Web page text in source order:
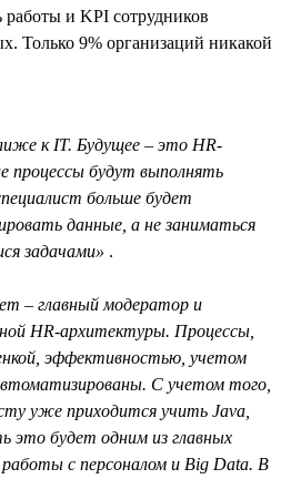
и KPI сотрудников
Только 9% организаций никакой
к IT. Будущее – это HR-
процессы будут выполнять
больше будет
данные, а не заниматься
задачами» .
– главный модератор и
HR-архитектуры. Процессы,
эффективностью, учетом
С учетом того,
уже приходится учить Java,
это будет одним из главных
с персоналом и Big Data. В